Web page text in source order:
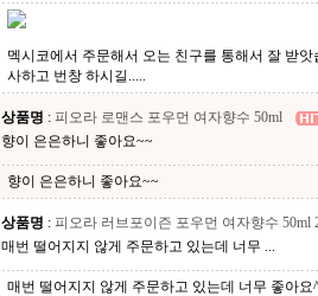
멕시코에서 주문해서 오는 친구를 통해서 잘 받
사하고 번창 하시길.....
상품명 : 피오라 로맨스 포우먼 여자향수 50ml
향이 은은하니 좋아요~~
향이 은은하니 좋아요~~
상품명 : 피오라 러브포이즌 포우먼 여자향수 50ml
매번 떨어지지 않게 주문하고 있는데 너무 ...
매번 떨어지지 않게 주문하고 있는데 너무 좋아요